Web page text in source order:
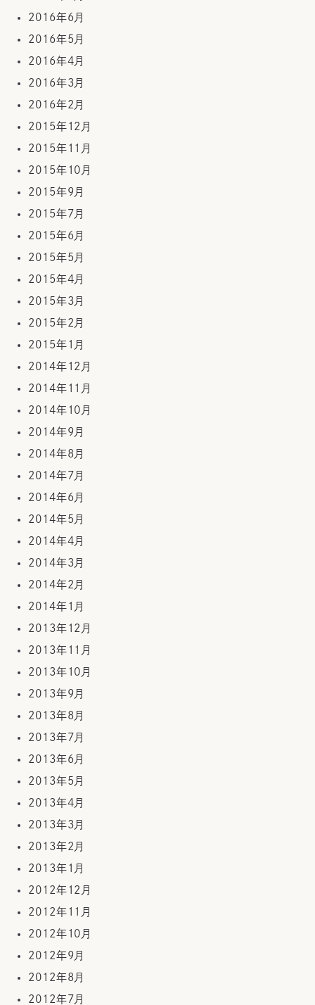
2016年6月
2016年5月
2016年4月
2016年3月
2016年2月
2015年12月
2015年11月
2015年10月
2015年9月
2015年7月
2015年6月
2015年5月
2015年4月
2015年3月
2015年2月
2015年1月
2014年12月
2014年11月
2014年10月
2014年9月
2014年8月
2014年7月
2014年6月
2014年5月
2014年4月
2014年3月
2014年2月
2014年1月
2013年12月
2013年11月
2013年10月
2013年9月
2013年8月
2013年7月
2013年6月
2013年5月
2013年4月
2013年3月
2013年2月
2013年1月
2012年12月
2012年11月
2012年10月
2012年9月
2012年8月
2012年7月